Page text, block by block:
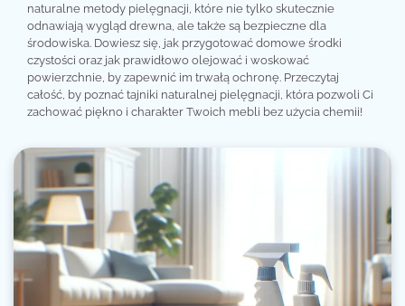
naturalne metody pielęgnacji, które nie tylko skutecznie
odnawiają wygląd drewna, ale także są bezpieczne dla
środowiska. Dowiesz się, jak przygotować domowe środki
czystości oraz jak prawidłowo olejować i woskować
powierzchnie, by zapewnić im trwałą ochronę. Przeczytaj
całość, by poznać tajniki naturalnej pielęgnacji, która pozwoli Ci
zachować piękno i charakter Twoich mebli bez użycia chemii!